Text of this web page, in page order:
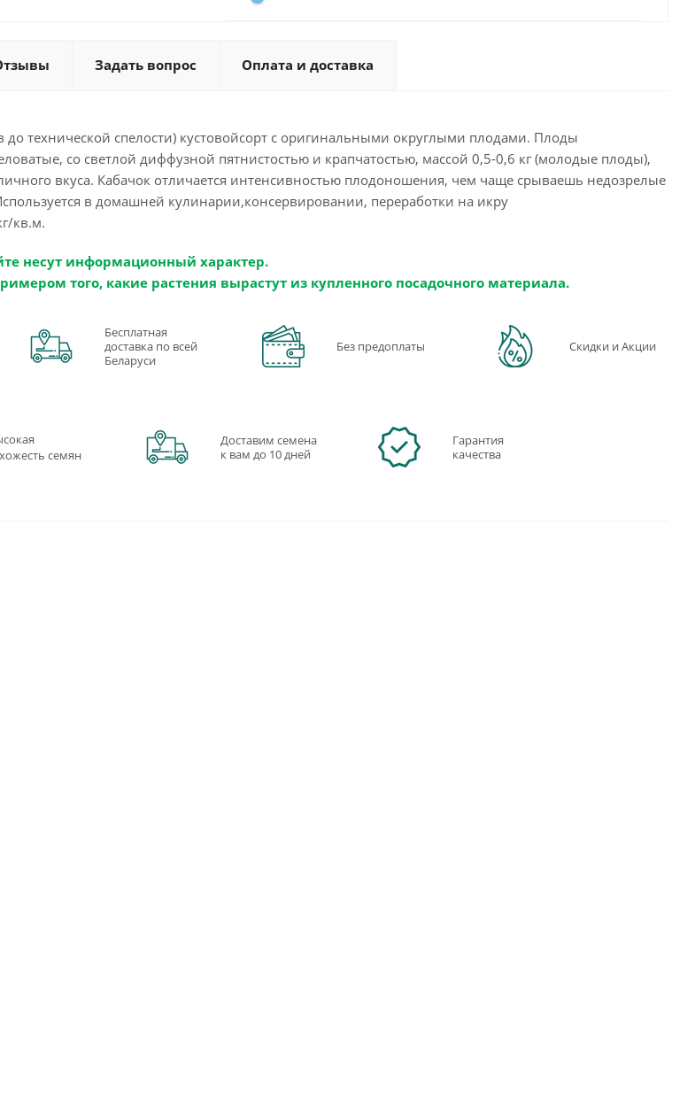
Задать вопрос Оплата и доставка
до технической спелости) кустовойсорт с оригинальными округлыми плодами. Плоды
со светлой диффузной пятнистостью и крапчатостью, массой 0,5-0,6 кг (молодые плоды),
вкуса. Кабачок отличается интенсивностью плодоношения, чем чаще срываешь недозрелые
в домашней кулинарии,консервировании, переработки на икру
кв.м.
несут информационный характер.
того, какие растения вырастут из купленного посадочного материала.
Бесплатная
доставка по всей
Беларуси
Без предоплаты Скидки и Акции
семян
Доставим семена
к вам до 10 дней
Гарантия
качества